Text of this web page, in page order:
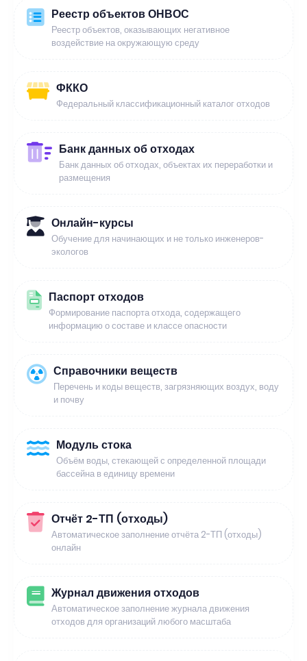
Реестр объектов ОНВОС
Реестр объектов, оказывающих негативное
воздействие на окружающую среду
ФККО
Федеральный классификационный каталог отходов
Банк данных об отходах
Банк данных об отходах, объектах их переработки и
размещения
Онлайн-курсы
Обучение для начинающих и не только инженеров-
экологов
Паспорт отходов
Формирование паспорта отхода, содержащего
информацию о составе и классе опасности
Справочники веществ
Перечень и коды веществ, загрязняющих воздух, воду
и почву
Модуль стока
Объём воды, стекающей с определенной площади
бассейна в единицу времени
Отчёт 2-ТП (отходы)
Автоматическое заполнение отчёта 2-ТП (отходы)
онлайн
Журнал движения отходов
Автоматическое заполнение журнала движения
отходов для организаций любого масштаба